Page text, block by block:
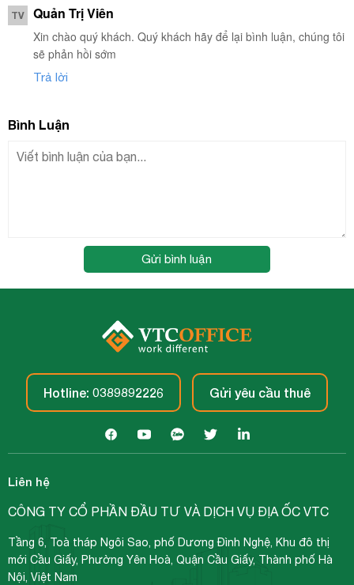
TV Quản Trị Viên
Xin chào quý khách. Quý khách hãy để lại bình luận, chúng tôi
sẽ phản hồi sớm
Trả lời
Bình Luận
Gửi bình luận
Hotline: 0389892226 Gửi yêu cầu thuê
Liên hệ
CÔNG TY CỔ PHẦN ĐẦU TƯ VÀ DỊCH VỤ ĐỊA ỐC VTC
Tầng 6, Toà tháp Ngôi Sao, phố Dương Đình Nghệ, Khu đô thị
mới Cầu Giấy, Phường Yên Hoà, Quận Cầu Giấy, Thành phố Hà
Nội, Việt Nam